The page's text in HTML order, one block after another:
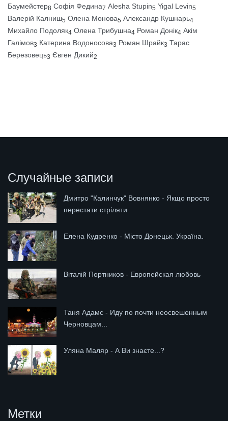
Баумейстер8 Софія Федина7 Alesha Stupin5 Yigal Levin5
Валерій Калниш5 Олена Монова5 Александр Кушнарь4
Михайло Подоляк4 Олена Трибушна4 Роман Донік4 Акім
Галімов3 Катерина Водоносова3 Роман Шрайк3 Тарас
Березовець3 Євген Дикий2
Случайные записи
Дмитро "Калинчук" Вовнянко - Якщо просто
перестати стріляти
Елена Кудренко - Місто Донецьк. Україна.
Віталій Портников - Европейская любовь
Таня Адамс - Иду по почти неосвешенным
Черновцам...
Уляна Маляр - А Ви знаєте...?
Метки